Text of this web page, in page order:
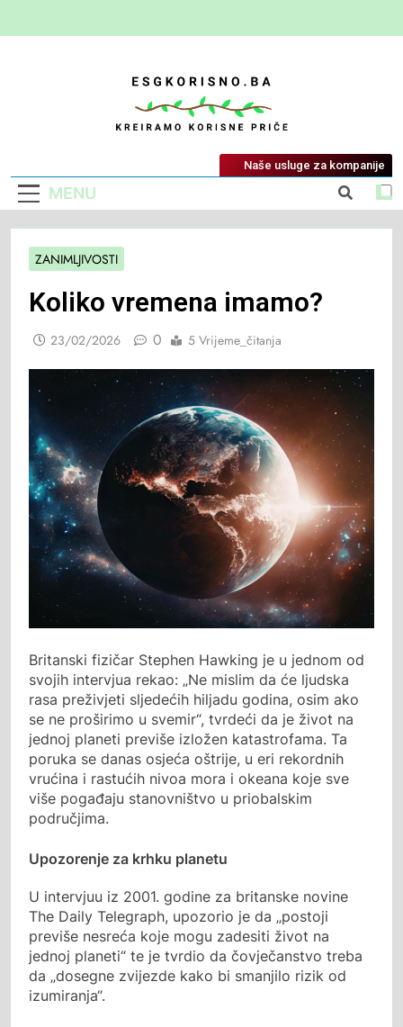
ESG Korisno
Kreiramo Korisne Priče
MENU
Naše usluge za kompanije
ZANIMLJIVOSTI
Koliko vremena imamo?
23/02/2026 0 5 Vrijeme_čitanja
Britanski fizičar Stephen Hawking je u jednom od
svojih intervjua rekao: „Ne mislim da će ljudska
rasa preživjeti sljedećih hiljadu godina, osim ako
se ne proširimo u svemir“, tvrdeći da je život na
jednoj planeti previše izložen katastrofama. Ta
poruka se danas osjeća oštrije, u eri rekordnih
vrućina i rastućih nivoa mora i okeana koje sve
više pogađaju stanovništvo u priobalskim
područjima.
Upozorenje za krhku planetu
U intervjuu iz 2001. godine za britanske novine
The Daily Telegraph, upozorio je da „postoji
previše nesreća koje mogu zadesiti život na
jednoj planeti“ te je tvrdio da čovječanstvo treba
da „dosegne zvijezde kako bi smanjilo rizik od
izumiranja“.